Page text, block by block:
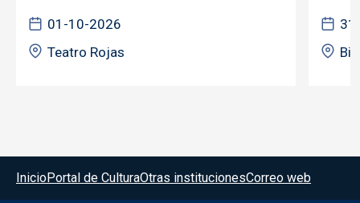
01-10-2026
Teatro Rojas
Menú del pie
InicioPortal de CulturaOtras institucionesCorreo web